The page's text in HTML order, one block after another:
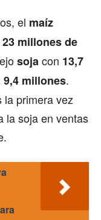
el maíz
23 millones de
sojacon 13,7
9,4 millones.
la primera vez
la soja en ventas